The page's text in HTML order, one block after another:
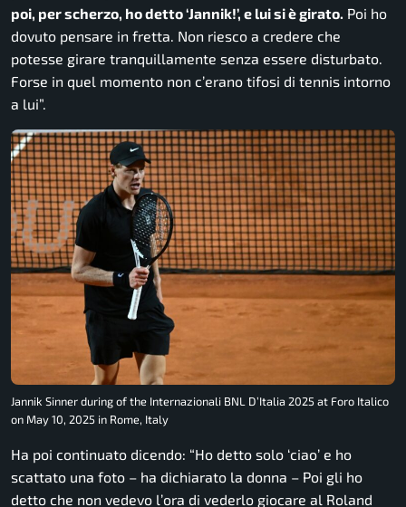
poi, per scherzo, ho detto ‘Jannik!’, e lui si è girato. Poi ho
dovuto pensare in fretta. Non riesco a credere che
potesse girare tranquillamente senza essere disturbato.
Forse in quel momento non c’erano tifosi di tennis intorno
a lui”.
Jannik Sinner during of the Internazionali BNL D’Italia 2025 at Foro Italico
on May 10, 2025 in Rome, Italy
Ha poi continuato dicendo: “Ho detto solo ‘ciao’ e ho
scattato una foto – ha dichiarato la donna – Poi gli ho
detto che non vedevo l’ora di vederlo giocare al Roland